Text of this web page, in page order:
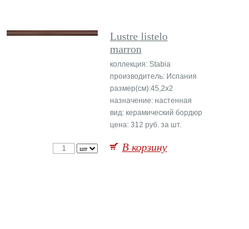
Lustre listelo
marron
коллекция: Stabia
производитель: Испания
размер(см):45,2x2
назначение: настенная
вид: керамический бордюр
цена: 312 руб. за шт.
В корзину